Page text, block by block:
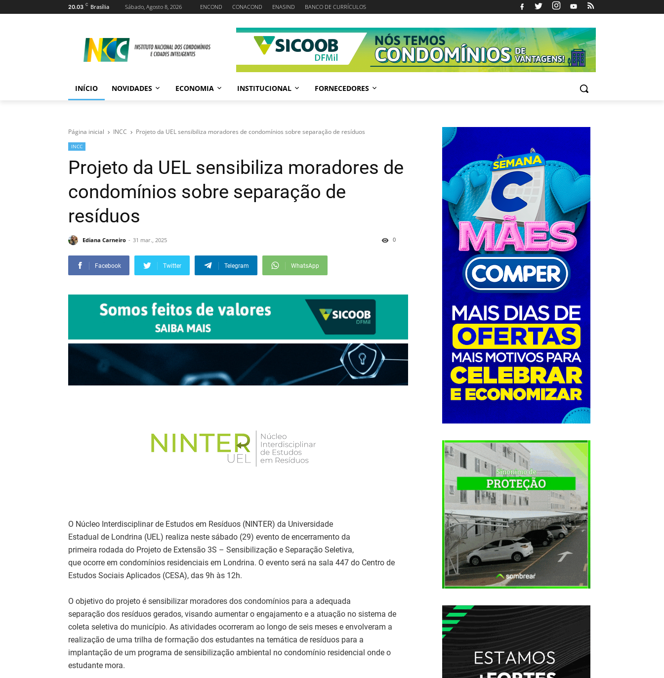
20.03 C Brasília Sábado, Agosto 8, 2026 ENCOND CONACOND ENASIND BANCO DE CURRÍCULOS
INÍCIO NOVIDADES ECONOMIA INSTITUCIONAL FORNECEDORES
Página inicial INCC Projeto da UEL sensibiliza moradores de condomínios sobre separação de resíduos
INCC
Projeto da UEL sensibiliza moradores de
condomínios sobre separação de
resíduos
Ediana Carneiro 31 mar., 2025 0
Facebook Twitter Telegram WhatsApp
O Núcleo Interdisciplinar de Estudos em Resíduos (NINTER) da Universidade
Estadual de Londrina (UEL) realiza neste sábado (29) evento de encerramento da
primeira rodada do Projeto de Extensão 3S – Sensibilização e Separação Seletiva,
que ocorre em condomínios residenciais em Londrina. O evento será na sala 447 do Centro de
Estudos Sociais Aplicados (CESA), das 9h às 12h.
O objetivo do projeto é sensibilizar moradores dos condomínios para a adequada
separação dos resíduos gerados, visando aumentar o engajamento e a atuação no sistema de
coleta seletiva do município. As atividades ocorreram ao longo de seis meses e envolveram a
realização de uma trilha de formação dos estudantes na temática de resíduos para a
implantação de um programa de sensibilização ambiental no condomínio residencial onde o
estudante mora.